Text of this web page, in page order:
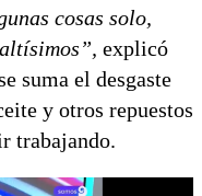
cosas solo,
explicó
suma el desgaste
y otros repuestos
trabajando.